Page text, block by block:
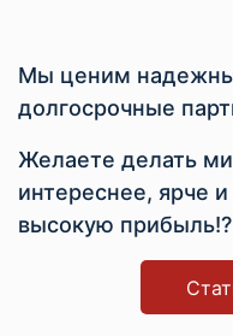
Мы ценим
долгосрочные
Желаете делать
интереснее, ярче
высокую прибыль!?